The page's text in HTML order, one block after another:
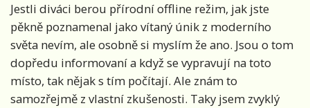
Jestli diváci berou přírodní offline režim, jak jste
pěkně poznamenal jako vítaný únik z moderního
světa nevím, ale osobně si myslím že ano. Jsou o tom
dopředu informovaní a když se vypravují na toto
místo, tak nějak s tím počítají. Ale znám to
samozřejmě z vlastní zkušenosti. Taky jsem zvyklý